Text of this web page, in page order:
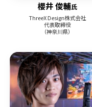
櫻井 俊輔氏
ThreeX Design株式会社
代表取締役
（神奈川県）